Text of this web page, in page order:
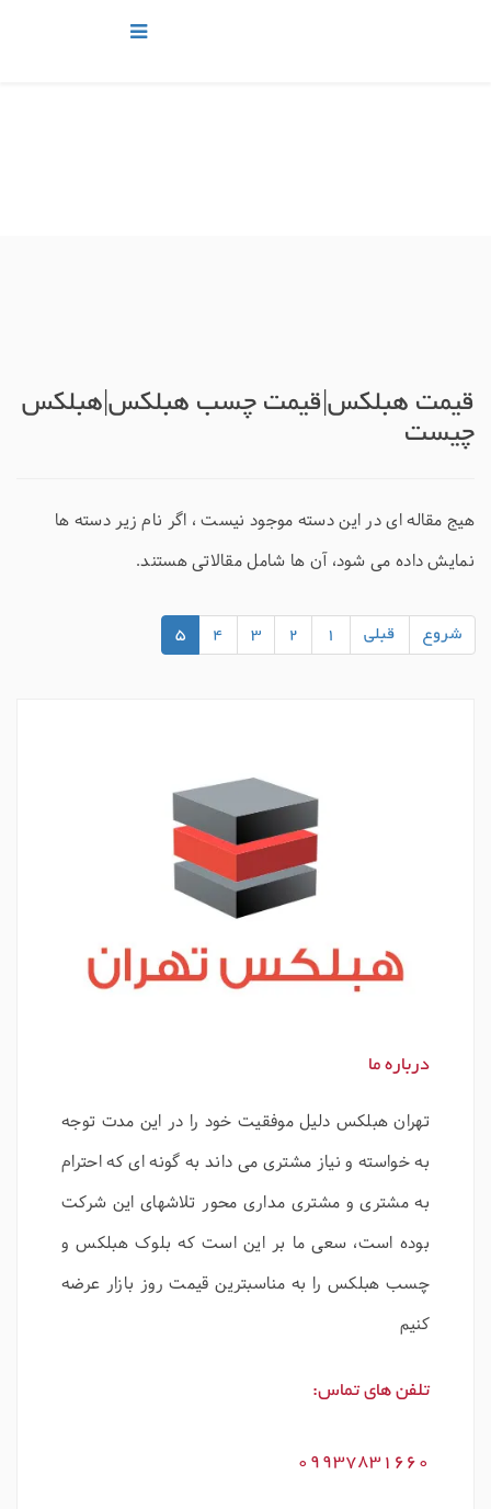
قیمت هبلکس|قیمت چسب هبلکس|هبلکس
چیست
هیج مقاله ای در این دسته موجود نیست ، اگر نام زیر دسته ها
نمایش داده می شود، آن ها شامل مقالاتی هستند.
شروع قبلی 1
2
3
4
5
درباره ما
تهران هبلکس دلیل موفقیت خود را در این مدت توجه
به خواسته و نیاز مشتری می داند به گونه ای که احترام
به مشتری و مشتری مداری محور تلاشهای این شرکت
بوده است، سعی ما بر این است که بلوک هبلکس و
چسب هبلکس را به مناسبترین قیمت روز بازار عرضه
کنیم
تلفن های تماس:
09937831660